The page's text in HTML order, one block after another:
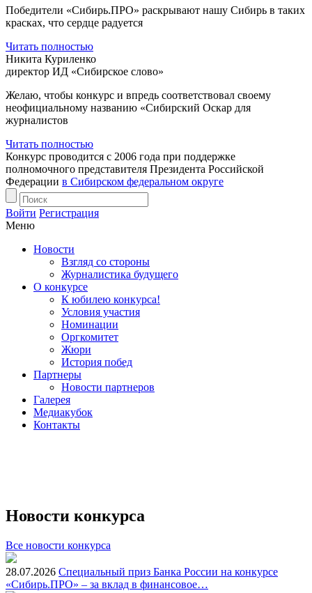
Победители «Сибирь.ПРО» раскрывают нашу Сибирь в таких
красках, что сердце радуется
Читать полностью
Никита Куриленко
директор ИД «Сибирское слово»
Желаю, чтобы конкурс и впредь соответствовал своему
неофициальному названию «Сибирский Оскар для
журналистов
Читать полностью
Конкурс проводится с 2006 года при поддержке
полномочного представителя Президента Российской
Федерации в Сибирском федеральном округе
Войти Регистрация
Меню
Новости
Взгляд со стороны
Журналистика будущего
О конкурсе
К юбилею конкурса!
Условия участия
Номинации
Оргкомитет
Жюри
История побед
Партнеры
Новости партнеров
Галерея
Медиакубок
Контакты
Новости конкурса
Все новости конкурса
28.07.2026 Специальный приз Банка России на конкурсе
«Сибирь.ПРО» – за вклад в финансовое…